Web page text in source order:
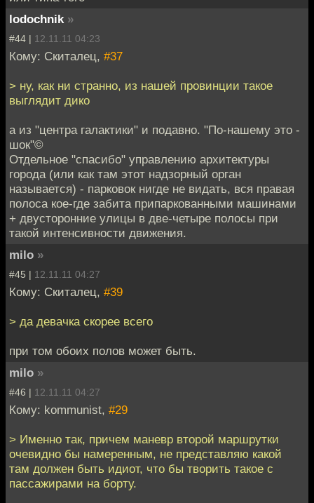
lodochnik »
#44 | 12.11.11 04:23
Кому: Скиталец, #37
> ну, как ни странно, из нашей провинции такое
выглядит дико
а из "центра галактики" и подавно. "По-нашему это -
шок"©
Отдельное "спасибо" управлению архитектуры
города (или как там этот надзорный орган
называется) - парковок нигде не видать, вся правая
полоса кое-где забита припаркованными машинами
+ двусторонние улицы в две-четыре полосы при
такой интенсивности движения.
milo »
#45 | 12.11.11 04:27
Кому: Скиталец, #39
> да девачка скорее всего
при том обоих полов может быть.
milo »
#46 | 12.11.11 04:27
Кому: kommunist, #29
> Именно так, причем маневр второй маршрутки
очевидно бы намеренным, не представляю какой
там должен быть идиот, что бы творить такое с
пассажирами на борту.